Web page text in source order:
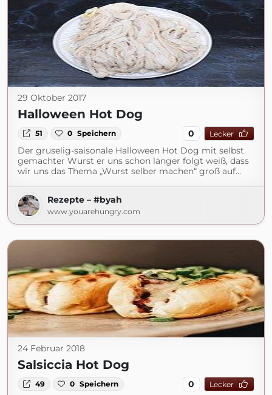
29 Oktober 2017
Halloween Hot Dog
51 0 Speichern 0 Lecker
Der gruselig-saisonale Halloween Hot Dog mit selbst
gemachter Wurst er uns schon länger folgt weiß, dass
wir uns das Thema „Wurst selber machen“ groß auf…
Rezepte – #byah
www.youarehungry.com
24 Februar 2018
Salsiccia Hot Dog
49 0 Speichern 0 Lecker